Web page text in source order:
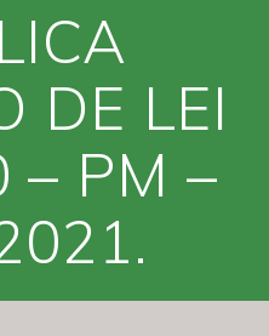
DE LEI
– PM –